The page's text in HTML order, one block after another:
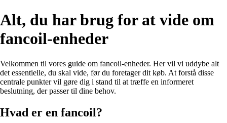
Alt, du har brug for at vide om
fancoil-enheder
Velkommen til vores guide om fancoil-enheder. Her vil vi uddybe alt
det essentielle, du skal vide, før du foretager dit køb. At forstå disse
centrale punkter vil gøre dig i stand til at træffe en informeret
beslutning, der passer til dine behov.
Hvad er en fancoil?